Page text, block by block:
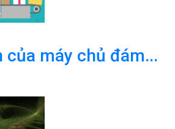
của máy chủ đám...